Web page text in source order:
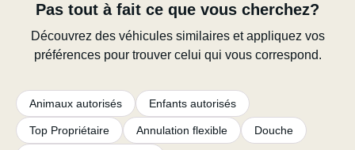
Pas tout à fait ce que vous cherchez?
Découvrez des véhicules similaires et appliquez vos
préférences pour trouver celui qui vous correspond.
Animaux autorisés Enfants autorisés
Top Propriétaire Annulation flexible Douche